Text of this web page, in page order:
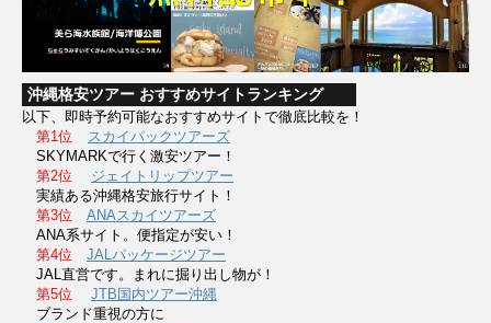
沖縄格安ツアー おすすめサイトランキング
以下、即時予約可能なおすすめサイトで徹底比較を！
第1位
スカイパックツアーズ
SKYMARKで行く激安ツアー！
第2位
ジェイトリップツアー
実績ある沖縄格安旅行サイト！
第3位
ANAスカイツアーズ
ANA系サイト。便指定が安い！
第4位
JALパッケージツアー
JAL直営です。まれに掘り出し物が！
第5位
JTB国内ツアー沖縄
ブランド重視の方に